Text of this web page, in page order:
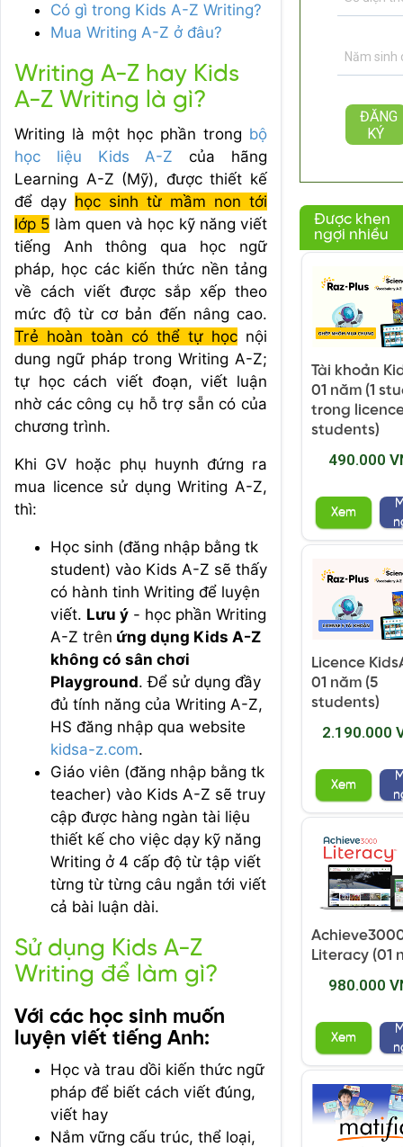
Có gì trong Kids A-Z Writing?
Mua Writing A-Z ở đâu?
Writing A-Z hay Kids
A-Z Writing là gì?
Writing là một học phần trong bộ
học liệu Kids A-Z của hãng
Learning A-Z (Mỹ), được thiết kế
để dạy học sinh từ mầm non tới
lớp 5 làm quen và học kỹ năng viết
tiếng Anh thông qua học ngữ
pháp, học các kiến thức nền tảng
về cách viết được sắp xếp theo
mức độ từ cơ bản đến nâng cao.
Trẻ hoàn toàn có thể tự học nội
dung ngữ pháp trong Writing A-Z;
tự học cách viết đoạn, viết luận
nhờ các công cụ hỗ trợ sẵn có của
chương trình.
Khi GV hoặc phụ huynh đứng ra
mua licence sử dụng Writing A-Z,
thì:
Học sinh (đăng nhập bằng tk
student) vào Kids A-Z sẽ thấy
có hành tinh Writing để luyện
viết. Lưu ý - học phần Writing
A-Z trên ứng dụng Kids A-Z
không có sân chơi
Playground. Để sử dụng đầy
đủ tính năng của Writing A-Z,
HS đăng nhập qua website
kidsa-z.com.
Giáo viên (đăng nhập bằng tk
teacher) vào Kids A-Z sẽ truy
cập được hàng ngàn tài liệu
thiết kế cho việc dạy kỹ năng
Writing ở 4 cấp độ từ tập viết
từng từ từng câu ngắn tới viết
cả bài luận dài.
Sử dụng Kids A-Z
Writing để làm gì?
Với các học sinh muốn
luyện viết tiếng Anh:
Học và trau dồi kiến thức ngữ
pháp để biết cách viết đúng,
viết hay
Nắm vững cấu trúc, thể loại,
Được khen
ngợi nhiều
Tài khoản
01 năm (1
trong
students)
490.000
Xem
Licence
01 năm (5
students)
2.190.000
Xem
Literacy (01
980.000
Xem